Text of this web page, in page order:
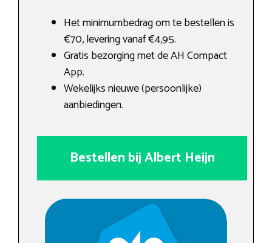
Het minimumbedrag om te bestellen is
€70, levering vanaf €4,95.
Gratis bezorging met de AH Compact
App.
Wekelijks nieuwe (persoonlijke)
aanbiedingen.
Bestellen bij Albert Heijn